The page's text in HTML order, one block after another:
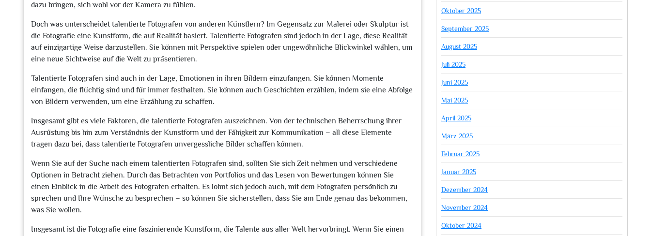
dazu bringen, sich wohl vor der Kamera zu fühlen.
Doch was unterscheidet talentierte Fotografen von anderen Künstlern? Im Gegensatz zur Malerei oder Skulptur ist
die Fotografie eine Kunstform, die auf Realität basiert. Talentierte Fotografen sind jedoch in der Lage, diese Realität
auf einzigartige Weise darzustellen. Sie können mit Perspektive spielen oder ungewöhnliche Blickwinkel wählen, um
eine neue Sichtweise auf die Welt zu präsentieren.
Talentierte Fotografen sind auch in der Lage, Emotionen in ihren Bildern einzufangen. Sie können Momente
einfangen, die flüchtig sind und für immer festhalten. Sie können auch Geschichten erzählen, indem sie eine Abfolge
von Bildern verwenden, um eine Erzählung zu schaffen.
Insgesamt gibt es viele Faktoren, die talentierte Fotografen auszeichnen. Von der technischen Beherrschung ihrer
Ausrüstung bis hin zum Verständnis der Kunstform und der Fähigkeit zur Kommunikation – all diese Elemente
tragen dazu bei, dass talentierte Fotografen unvergessliche Bilder schaffen können.
Wenn Sie auf der Suche nach einem talentierten Fotografen sind, sollten Sie sich Zeit nehmen und verschiedene
Optionen in Betracht ziehen. Durch das Betrachten von Portfolios und das Lesen von Bewertungen können Sie
einen Einblick in die Arbeit des Fotografen erhalten. Es lohnt sich jedoch auch, mit dem Fotografen persönlich zu
sprechen und Ihre Wünsche zu besprechen – so können Sie sicherstellen, dass Sie am Ende genau das bekommen,
was Sie wollen.
Insgesamt ist die Fotografie eine faszinierende Kunstform, die Talente aus aller Welt hervorbringt. Wenn Sie einen
Oktober 2025
September 2025
August 2025
Juli 2025
Juni 2025
Mai 2025
April 2025
März 2025
Februar 2025
Januar 2025
Dezember 2024
November 2024
Oktober 2024